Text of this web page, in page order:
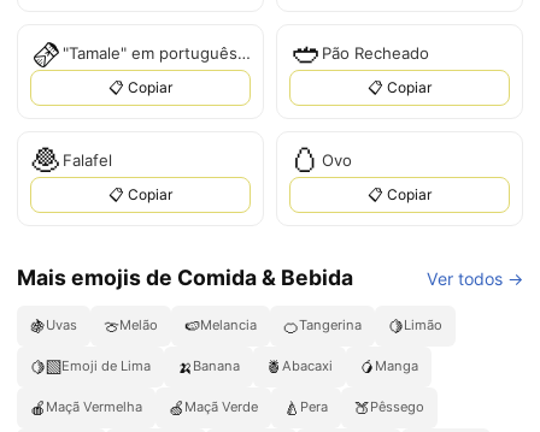
🫔 "Tamale" em português é "Tamale".
📋 Copiar
🥙 Pão Recheado
📋 Copiar
🧆 Falafel
📋 Copiar
🥚 Ovo
📋 Copiar
Mais emojis de Comida & Bebida Ver todos →
🍇Uvas 🍈Melão 🍉Melancia 🍊Tangerina 🍋Limão
🍋‍🟩Emoji de Lima 🍌 Banana 🍍 Abacaxi 🥭 Manga
🍎 Maçã Vermelha 🍏 Maçã Verde 🍐 Pera 🍑Pêssego